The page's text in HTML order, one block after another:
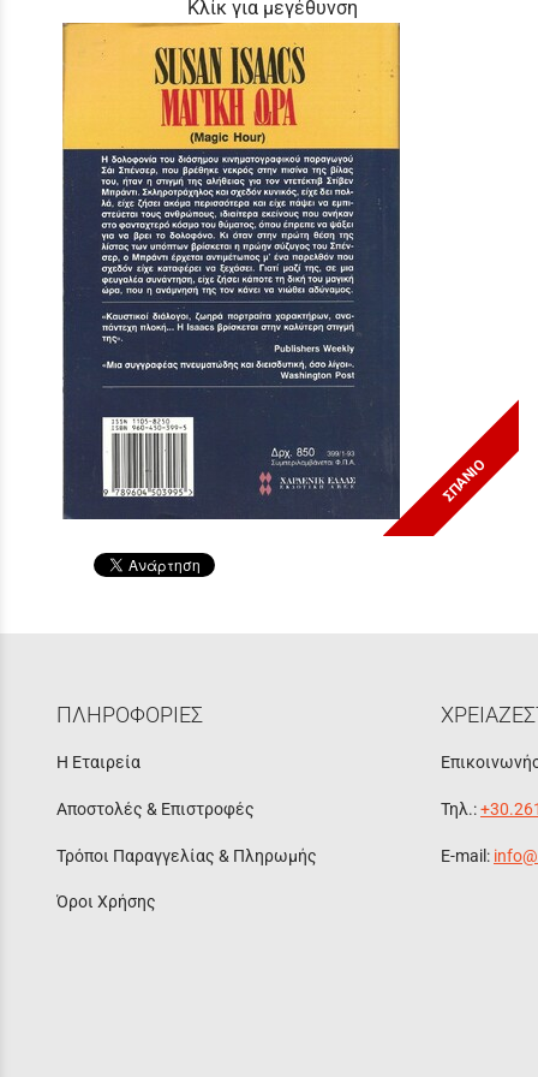
Κλίκ για μεγέθυνση
ΣΠΑΝΙΟ
ΠΛΗΡΟΦΟΡΙΕΣ
Η Εταιρεία
Αποστολές & Επιστροφές
Τρόποι Παραγγελίας & Πληρωμής
Όροι Χρήσης
Τηλ.:
E-mail: